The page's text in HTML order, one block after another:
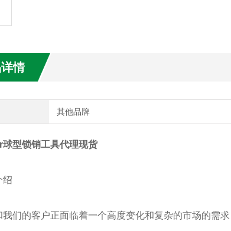
绍
情
其他品牌
球型锁销工具代理现货
绍
我们的客户正面临着一个高度变化和复杂的市场的需求